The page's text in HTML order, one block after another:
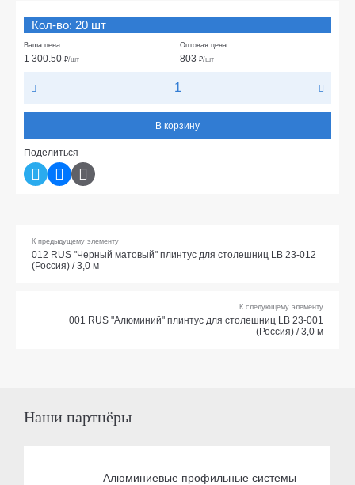
Кол-во: 20 шт
Ваша цена:
1 300.50 ₽/шт
Оптовая цена:
803 ₽/шт
В корзину
Поделиться
К предыдущему элементу
012 RUS "Черный матовый" плинтус для столешниц LB 23-012
(Россия) / 3,0 м
К следующему элементу
001 RUS "Алюминий" плинтус для столешниц LB 23-001
(Россия) / 3,0 м
Наши партнёры
Алюминиевые профильные системы